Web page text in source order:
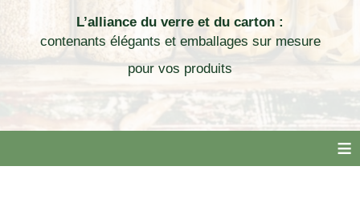
L’alliance du verre et du carton :
contenants élégants et emballages sur mesure
pour vos produits
≡